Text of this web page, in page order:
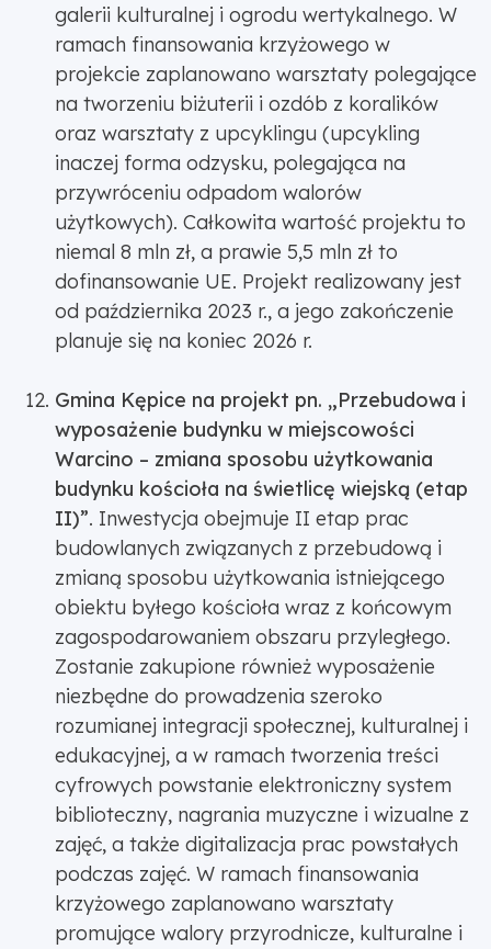
galerii kulturalnej i ogrodu wertykalnego. W
ramach finansowania krzyżowego w
projekcie zaplanowano warsztaty polegające
na tworzeniu biżuterii i ozdób z koralików
oraz warsztaty z upcyklingu (upcykling
inaczej forma odzysku, polegająca na
przywróceniu odpadom walorów
użytkowych). Całkowita wartość projektu to
niemal 8 mln zł, a prawie 5,5 mln zł to
dofinansowanie UE. Projekt realizowany jest
od października 2023 r., a jego zakończenie
planuje się na koniec 2026 r.
Gmina Kępice na projekt pn. „Przebudowa i
wyposażenie budynku w miejscowości
Warcino – zmiana sposobu użytkowania
budynku kościoła na świetlicę wiejską (etap
II)”. Inwestycja obejmuje II etap prac
budowlanych związanych z przebudową i
zmianą sposobu użytkowania istniejącego
obiektu byłego kościoła wraz z końcowym
zagospodarowaniem obszaru przyległego.
Zostanie zakupione również wyposażenie
niezbędne do prowadzenia szeroko
rozumianej integracji społecznej, kulturalnej i
edukacyjnej, a w ramach tworzenia treści
cyfrowych powstanie elektroniczny system
biblioteczny, nagrania muzyczne i wizualne z
zajęć, a także digitalizacja prac powstałych
podczas zajęć. W ramach finansowania
krzyżowego zaplanowano warsztaty
promujące walory przyrodnicze, kulturalne i